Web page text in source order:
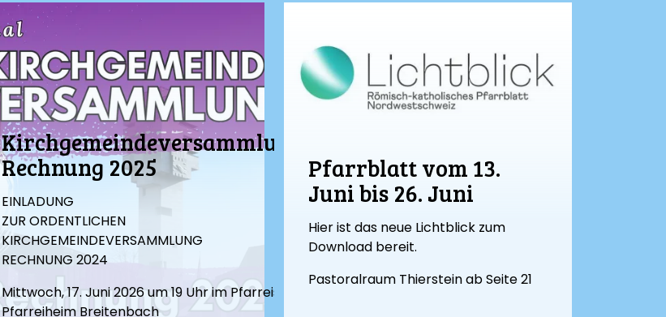
Kirchgemeindeversammlung
Rechnung 2025
EINLADUNG
ZUR ORDENTLICHEN
KIRCHGEMEINDEVERSAMMLUNG
RECHNUNG 2024
Mittwoch, 17. Juni 2026 um 19 Uhr im Pfarreisaal,
Pfarreiheim Breitenbach
Pfarrblatt vom 13.
Juni bis 26. Juni
Hier ist das neue Lichtblick zum
Download bereit.
Pastoralraum Thierstein ab Seite 21